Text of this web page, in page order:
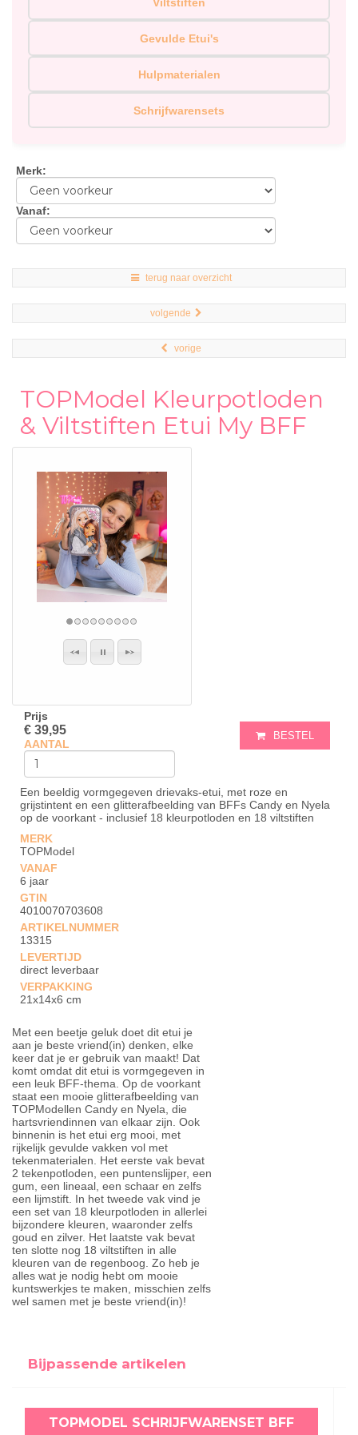
Gevulde Etui's
Hulpmaterialen
Schrijfwarensets
Merk:
Vanaf:
terug naar overzicht
volgende
vorige
TOPModel Kleurpotloden
& Viltstiften Etui My BFF
Prijs
€ 39,95
AANTAL
BESTEL
Een beeldig vormgegeven drievaks-etui, met roze en
grijstintent en een glitterafbeelding van BFFs Candy en Nyela
op de voorkant - inclusief 18 kleurpotloden en 18 viltstiften
MERK
TOPModel
VANAF
6 jaar
GTIN
4010070703608
ARTIKELNUMMER
13315
LEVERTIJD
direct leverbaar
VERPAKKING
21x14x6 cm
Met een beetje geluk doet dit etui je
aan je beste vriend(in) denken, elke
keer dat je er gebruik van maakt! Dat
komt omdat dit etui is vormgegeven in
een leuk BFF-thema. Op de voorkant
staat een mooie glitterafbeelding van
TOPModellen Candy en Nyela, die
hartsvriendinnen van elkaar zijn. Ook
binnenin is het etui erg mooi, met
rijkelijk gevulde vakken vol met
tekenmaterialen. Het eerste vak bevat
2 tekenpotloden, een puntenslijper, een
gum, een lineaal, een schaar en zelfs
een lijmstift. In het tweede vak vind je
een set van 18 kleurpotloden in allerlei
bijzondere kleuren, waaronder zelfs
goud en zilver. Het laatste vak bevat
ten slotte nog 18 viltstiften in alle
kleuren van de regenboog. Zo heb je
alles wat je nodig hebt om mooie
kuntswerkjes te maken, misschien zelfs
wel samen met je beste vriend(in)!
Bijpassende artikelen
TOPMODEL SCHRIJFWARENSET BFF